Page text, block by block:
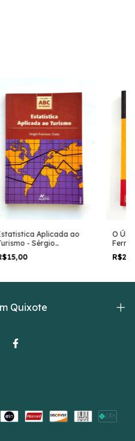
Aplicada ao
- Sérgio
Costa
O
Quixote